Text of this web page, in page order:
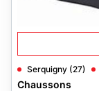
Serquigny (27)
Chaussons